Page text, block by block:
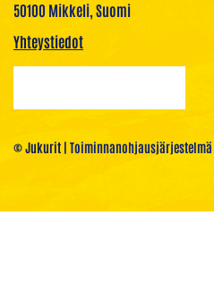
50100 Mikkeli, Suomi
Yhteystiedot
© Jukurit | Toiminnanohjausjärjestelmä